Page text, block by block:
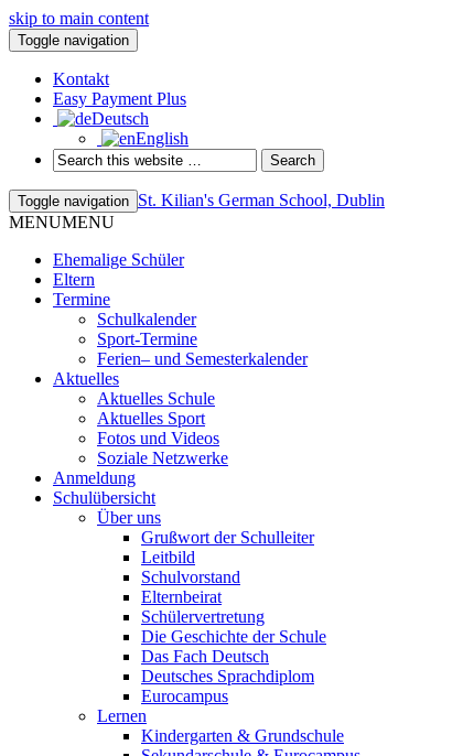
skip to main content
Toggle navigation
Kontakt
Easy Payment Plus
Deutsch
English
Toggle navigation St. Kilian's German School, Dublin
MENUMENU
Ehemalige Schüler
Eltern
Termine
Schulkalender
Sport-Termine
Ferien– und Semesterkalender
Aktuelles
Aktuelles Schule
Aktuelles Sport
Fotos und Videos
Soziale Netzwerke
Anmeldung
Schulübersicht
Über uns
Grußwort der Schulleiter
Leitbild
Schulvorstand
Elternbeirat
Schülervertretung
Die Geschichte der Schule
Das Fach Deutsch
Deutsches Sprachdiplom
Eurocampus
Lernen
Kindergarten & Grundschule